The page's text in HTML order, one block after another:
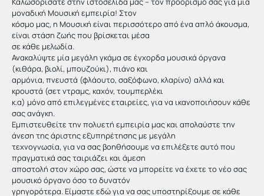
μοναδική Μουσική εμπειρία! Στον
κόσμο μας, η Μουσική είναι περισσότερο από ένα απλό άκουσμα,
είναι στάση ζωής που βρίσκεται μέσα
σε κάθε μελωδία.
Ανακαλύψτε μία μεγάλη γκάμα σε έγχορδα μουσικά όργανα
(κιθάρα, βιολί, μπουζούκι), πιάνο και
αρμόνια, πνευστά (φλάουτο, σαξόφωνο, κλαρίνο) αλλά και
κρουστά (σετ ντραμς, καχόν, τουμπερλέκι
κ.α) μόνο από επιλεγμένες εταιρείες, για να ικανοποιήσουν κάθε
σας ανάγκη.
Εμπιστευθείτε την πολυετή εμπειρία μας και απολαύστε την
άνεση της άριστης εξυπηρέτησης με μεγάλη
τεχνογνωσία, για να σας βοηθήσουμε να επιλέξετε αυτό που
πραγματικά σας ταιριάζει και άμεση
αποστολή στον χώρο σας, ώστε να μπορείτε να έχετε το νέο σας
μουσικό όργανο όσο το δυνατόν
γρηγορότερα. Είμαστε εδώ για να σας υποστηρίξουμε σε κάθε